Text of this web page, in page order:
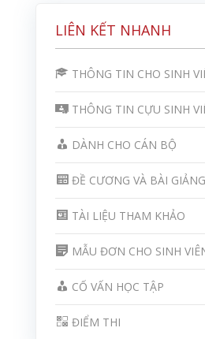
LIÊN KẾT NHANH
THÔNG TIN CHO SINH
THÔNG TIN CỰU SINH
DÀNH CHO CÁN BỘ
ĐỀ CƯƠNG VÀ BÀI
TÀI LIỆU THAM KHẢO
MẪU ĐƠN CHO SINH
CỐ VẤN HỌC TẬP
ĐIỂM THI